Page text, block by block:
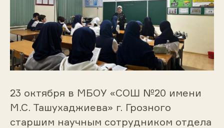
23 октября в МБОУ «СОШ №20 имени
М.С. Ташухаджиева» г. Грозного
старшим научным сотрудником отдела